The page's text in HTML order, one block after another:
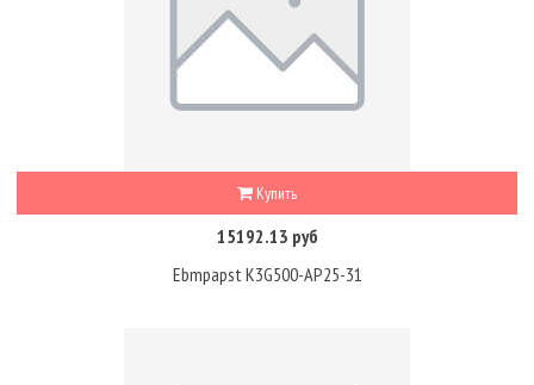
Купить
15192.13 руб
Ebmpapst K3G500-AP25-31